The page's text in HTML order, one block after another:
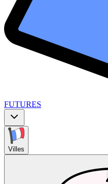
FUTURES
Villes